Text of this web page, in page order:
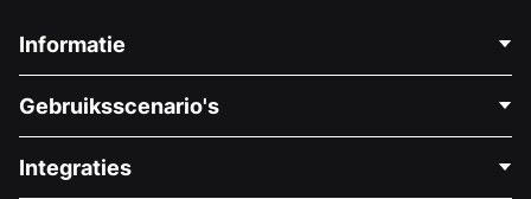
Informatie
Over Ons
Vacatures
Gebruiksscenario's
Medische Fondsenwerving
Integraties